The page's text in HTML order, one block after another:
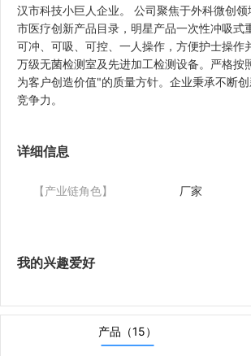
汉市科技小巨人企业。 公司聚焦于外科微创
市医疗创新产品目录，明星产品一次性冲吸
可冲、可吸、可控、一人操作，方便护士操
万级无菌检测室及先进加工检测设备。严格
为客户创造价值"的质量方针。企业秉承不断
竞争力。
详细信息
【产业链角色】 厂家
我的兴趣爱好
产品（15）